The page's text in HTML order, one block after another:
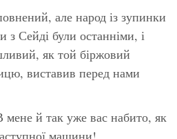
але народ із зупинки
Сейді були останніми, і
як той біржовий
виставив перед нами
й так уже вас набито, як
машини!